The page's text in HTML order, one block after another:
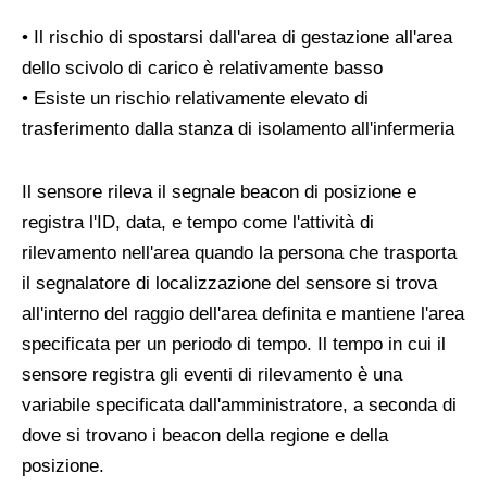
• Il rischio di spostarsi dall'area di gestazione all'area
dello scivolo di carico è relativamente basso
• Esiste un rischio relativamente elevato di
trasferimento dalla stanza di isolamento all'infermeria
Il sensore rileva il segnale beacon di posizione e
registra l'ID, data, e tempo come l'attività di
rilevamento nell'area quando la persona che trasporta
il segnalatore di localizzazione del sensore si trova
all'interno del raggio dell'area definita e mantiene l'area
specificata per un periodo di tempo. Il tempo in cui il
sensore registra gli eventi di rilevamento è una
variabile specificata dall'amministratore, a seconda di
dove si trovano i beacon della regione e della
posizione.